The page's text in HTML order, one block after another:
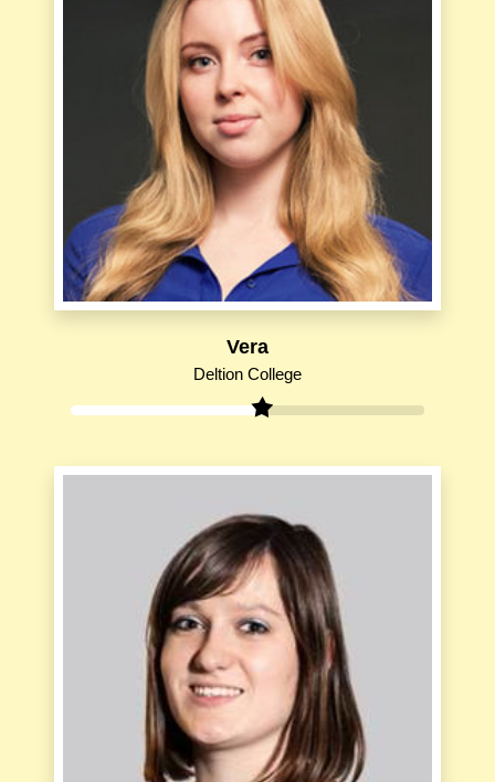
Vera
Deltion College